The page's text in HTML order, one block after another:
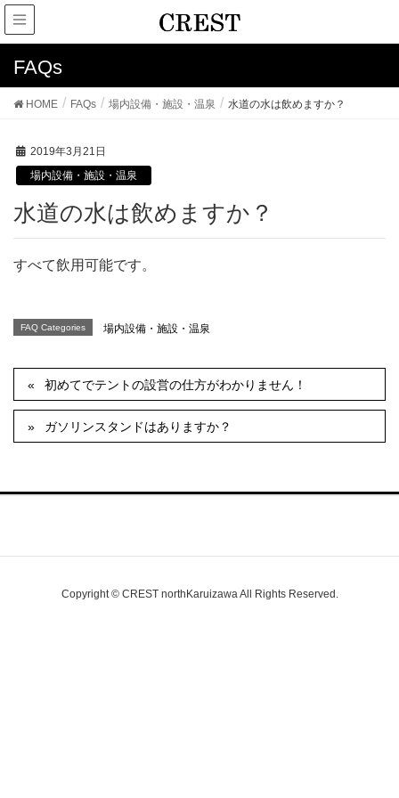
FAQs
HOME FAQs 場内設備・施設・温泉 水道の水は飲めますか？
2019年3月21日
場内設備・施設・温泉
水道の水は飲めますか？
すべて飲用可能です。
FAQ Categories 場内設備・施設・温泉
初めてでテントの設営の仕方がわかりません！
ガソリンスタンドはありますか？
Copyright © CREST northKaruizawa All Rights Reserved.